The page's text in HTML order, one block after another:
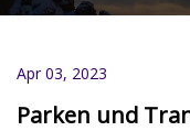
Apr 03, 2023
Parken und